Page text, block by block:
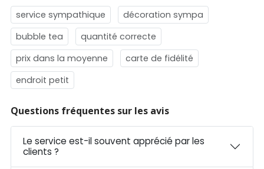
service sympathique
décoration sympa
bubble tea
quantité correcte
prix dans la moyenne
carte de fidélité
endroit petit
Questions fréquentes sur les avis
Le service est-il souvent apprécié par les
clients ?